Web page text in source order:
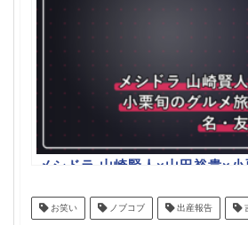
メシドラ 山崎賢人×山田裕貴×
お笑い ノブコブ 出産報告